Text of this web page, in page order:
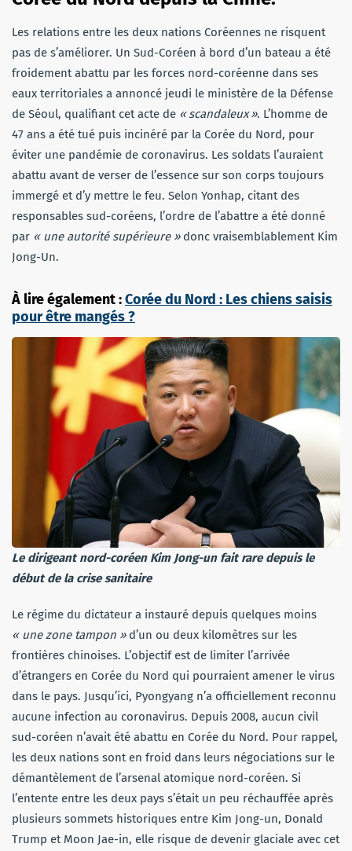
Les relations entre les deux nations Coréennes ne risquent
pas de s’améliorer. Un Sud-Coréen à bord d’un bateau a été
froidement abattu par les forces nord-coréenne dans ses
eaux territoriales a annoncé jeudi le ministère de la Défense
de Séoul, qualifiant cet acte de « scandaleux ». L’homme de
47 ans a été tué puis incinéré par la Corée du Nord, pour
éviter une pandémie de coronavirus. Les soldats l’auraient
abattu avant de verser de l’essence sur son corps toujours
immergé et d’y mettre le feu. Selon Yonhap, citant des
responsables sud-coréens, l’ordre de l’abattre a été donné
par « une autorité supérieure »donc vraisemblablement Kim
Jong-Un.
À lire également :Corée du Nord : Les chiens saisis
pour être mangés ?
Le dirigeant nord-coréen Kim Jong-un fait rare depuis le
début de la crise sanitaire
Le régime du dictateur a instauré depuis quelques moins
« une zone tampon »d’un ou deux kilomètres sur les
frontières chinoises. L’objectif est de limiter l’arrivée
d’étrangers en Corée du Nord qui pourraient amener le virus
dans le pays. Jusqu’ici, Pyongyang n’a officiellement reconnu
aucune infection au coronavirus. Depuis 2008, aucun civil
sud-coréen n’avait été abattu en Corée du Nord. Pour rappel,
les deux nations sont en froid dans leurs négociations sur le
démantèlement de l’arsenal atomique nord-coréen. Si
l’entente entre les deux pays s’était un peu réchauffée après
plusieurs sommets historiques entre Kim Jong-un, Donald
Trump et Moon Jae-in, elle risque de devenir glaciale avec cet